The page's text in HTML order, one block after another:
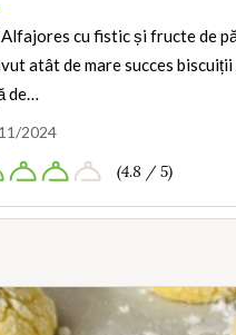
cu fistic și fructe de
atât de mare succes
de…
2024
(4.8 / 5)